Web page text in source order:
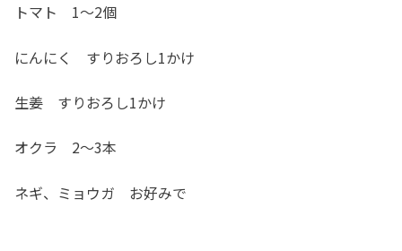
トマト 1～2個
にんにく すりおろし1かけ
生姜 すりおろし1かけ
オクラ 2～3本
ネギ、ミョウガ お好みで